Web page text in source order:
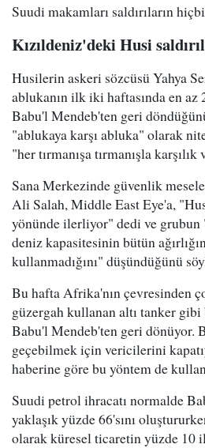
Suudi makamları saldırıların
Kızıldeniz'deki Husi
Husilerin askeri sözcüsü Yahya
ablukanın ilk iki haftasında en
Babu'l Mendeb'ten geri
"ablukaya karşı abluka" olarak
"her tırmanışa tırmanışla
Sana Merkezinde güvenlik
Ali Salah, Middle East Eye'a,
yönünde ilerliyor" dedi ve grubun
deniz kapasitesinin bütün
kullanmadığını" düşündüğünü
Bu hafta Afrika'nın çevresinden
güzergah kullanan altı tanker
Babu'l Mendeb'ten geri dönüyor.
geçebilmek için vericilerini
haberine göre bu yöntem de
Suudi petrol ihracatı normalde
yaklaşık yüzde 66'sını
olarak küresel ticaretin yüzde 10